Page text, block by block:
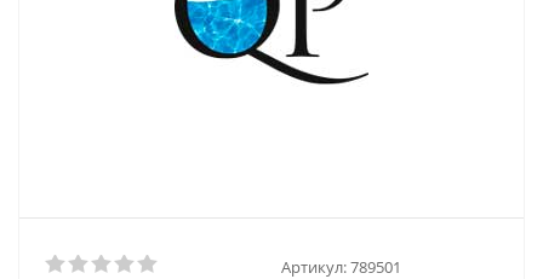
Артикул:789501